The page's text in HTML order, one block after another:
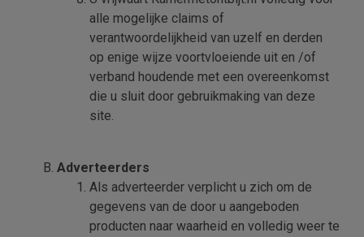
alle mogelijke claims of
verantwoordelijkheid van uzelf en derden
op enige wijze voortvloeiende uit en /of
verband houdende met een overeenkomst
die u sluit door gebruikmaking van deze
site.
Adverteerders
Als adverteerder verplicht u zich om de
gegevens van de door u aangeboden
producten naar waarheid en volledig weer te